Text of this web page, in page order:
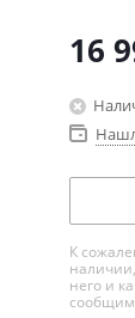
16
К
него и